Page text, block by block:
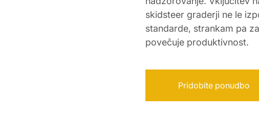
skidsteer graderji ne le
standarde, strankam pa
povečuje produktivnost.
Pridobite ponudbo